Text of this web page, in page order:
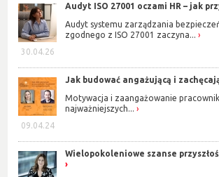
30.04.26
Audyt ISO 27001 oczami HR – jak
Audyt systemu zarządzania
zgodnego z ISO 27001 zaczyna...
09.04.24
Jak budować angażującą i
Motywacja i zaangażowanie
najważniejszych...
Wielopokoleniowe szanse